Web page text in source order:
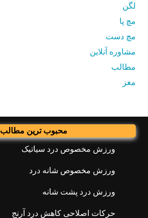
لگن
مچ پا
مچ دست
مشاوره آنلاین
مطالب
مغز
محبوب ترین مطالب
ورزش مخصوص درد سیاتیک
ورزش مخصوص شانه درد
ورزش درد پشت شانه
حرکات اصلاحی کاهش درد آرنج